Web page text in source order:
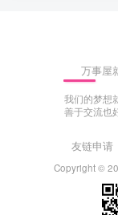
万事屋
我们的梦想
善于交流也
友链申请
Copyright ©